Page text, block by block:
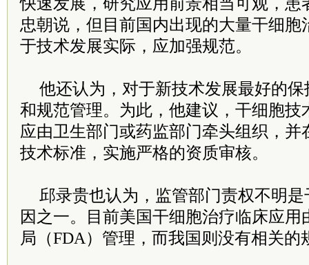
忠朝说，但目前国内出现的大量干细胞
于技术发展实际，应加强规范。
他还认为，对于新技术发展最好的
和规范管理。为此，他建议，干细胞技
应由卫生部门或药监部门牵头组织，并
技术标准，实施严格的资质审核。
邱录贵也认为，监管部门责权不明
因之一。目前美国干细胞治疗临床应用
局（FDA）管理，而我国则没有相关的